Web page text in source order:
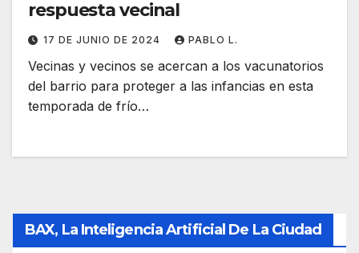
respuesta vecinal
17 DE JUNIO DE 2024 PABLO L.
Vecinas y vecinos se acercan a los vacunatorios
del barrio para proteger a las infancias en esta
temporada de frío…
BAX, La Inteligencia Artificial De La Ciudad